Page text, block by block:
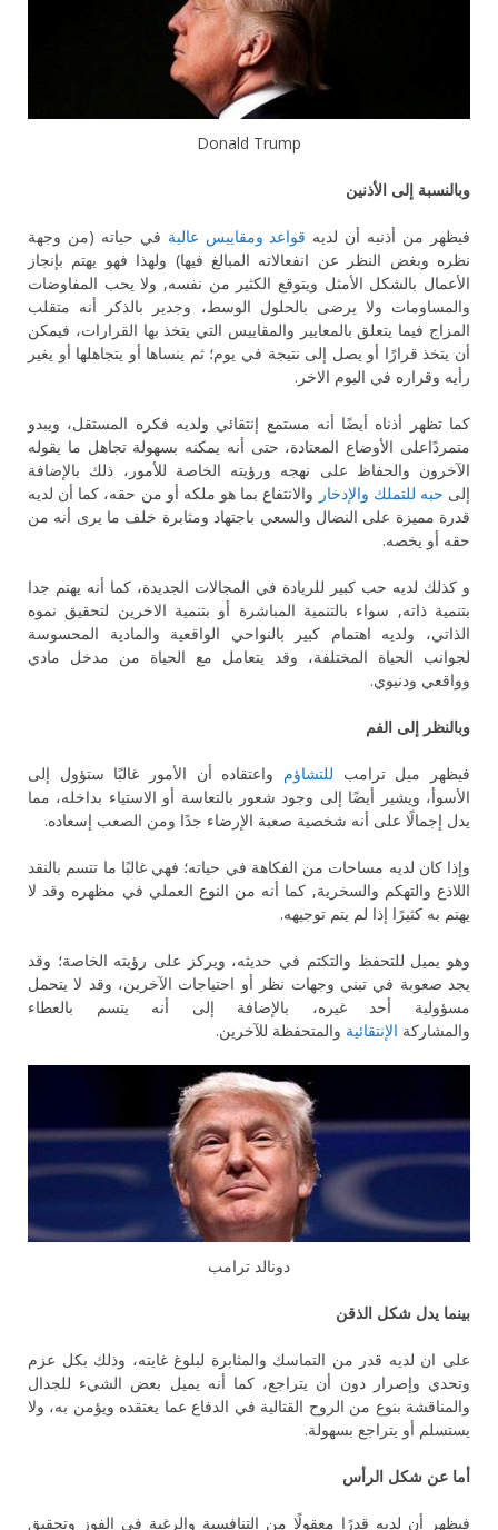
Donald Trump
وبالنسبة إلى الأذنين
فيظهر من أذنيه أن لديه قواعد ومقاييس عالية في حياته (من وجهة
نظره وبغض النظر عن انفعالاته المبالغ فيها) ولهذا فهو يهتم بإنجاز
الأعمال بالشكل الأمثل ويتوقع الكثير من نفسه, ولا يحب المفاوضات
والمساومات ولا يرضى بالحلول الوسط، وجدير بالذكر أنه متقلب
المزاج فيما يتعلق بالمعايير والمقاييس التي يتخذ بها القرارات، فيمكن
أن يتخذ قرارًا أو يصل إلى نتيجة في يوم؛ ثم ينساها أو يتجاهلها أو يغير
رأيه وقراره في اليوم الاخر.
كما تظهر أذناه أيضًا أنه مستمع إنتقائي ولديه فكره المستقل، ويبدو
متمردًاعلى الأوضاع المعتادة، حتى أنه يمكنه بسهولة تجاهل ما يقوله
الآخرون والحفاظ على نهجه ورؤيته الخاصة للأمور، ذلك بالإضافة
إلى حبه للتملك والإدخار والانتفاع بما هو ملكه أو من حقه، كما أن لديه
قدرة مميزة على النضال والسعي باجتهاد ومثابرة خلف ما يرى أنه من
حقه أو يخصه.
و كذلك لديه حب كبير للريادة في المجالات الجديدة، كما أنه يهتم جدا
بتنمية ذاته, سواء بالتنمية المباشرة أو بتنمية الاخرين لتحقيق نموه
الذاتي، ولديه اهتمام كبير بالنواحي الواقعية والمادية المحسوسة
لجوانب الحياة المختلفة، وقد يتعامل مع الحياة من مدخل مادي
وواقعي ودنيوي.
وبالنظر إلى الفم
فيظهر ميل ترامب للتشاؤم واعتقاده أن الأمور غالبًا ستؤول إلى
الأسوأ، ويشير أيضًا إلى وجود شعور بالتعاسة أو الاستياء بداخله، مما
يدل إجمالًا على أنه شخصية صعبة الإرضاء جدًا ومن الصعب إسعاده.
وإذا كان لديه مساحات من الفكاهة في حياته؛ فهي غالبًا ما تتسم بالنقد
اللاذع والتهكم والسخرية, كما أنه من النوع العملي في مظهره وقد لا
يهتم به كثيرًا إذا لم يتم توجيهه.
وهو يميل للتحفظ والتكتم في حديثه، ويركز على رؤيته الخاصة؛ وقد
يجد صعوبة في تبني وجهات نظر أو احتياجات الآخرين، وقد لا يتحمل
مسؤولية أحد غيره، بالإضافة إلى أنه يتسم بالعطاء
والمشاركة الإنتقائية والمتحفظة للآخرين.
دونالد ترامب
بينما يدل شكل الذقن
على ان لديه قدر من التماسك والمثابرة لبلوغ غايته، وذلك بكل عزم
وتحدي وإصرار دون أن يتراجع، كما أنه يميل بعض الشيء للجدال
والمناقشة بنوع من الروح القتالية في الدفاع عما يعتقده ويؤمن به، ولا
يستسلم أو يتراجع بسهولة.
أما عن شكل الرأس
فيظهر أن لديه قدرًا معقولًا من التنافسية والرغبة في الفوز وتحقيق